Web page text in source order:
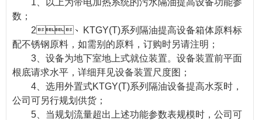
数；
2、KTGY(T)系列隔油提高设备箱体原料标
配不锈钢原料，如需别的原料，订购时另请注明；
3、设备为地下室地上式就位装置。设备装置前平面
根底请求水平，详细拜见设备装置尺度图；
4、选用外置式KTGY(T)系列隔油设备提高水泵时，
公司可另行规划供货；
5、当规划流量超出上述功能参数表规模时，公司可